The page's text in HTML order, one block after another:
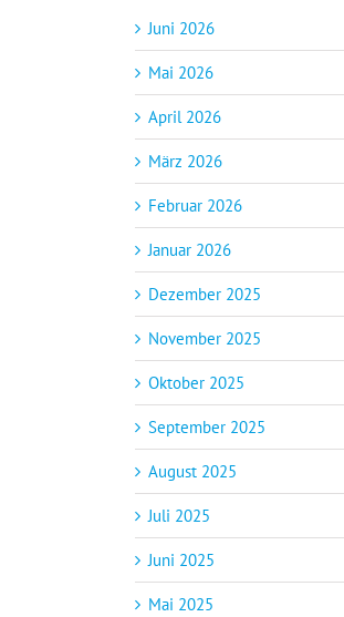
Juni 2026
Mai 2026
April 2026
März 2026
Februar 2026
Januar 2026
Dezember 2025
November 2025
Oktober 2025
September 2025
August 2025
Juli 2025
Juni 2025
Mai 2025